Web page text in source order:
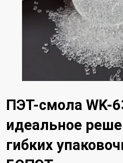
ПЭТ-смола WK-
идеальное
гибких